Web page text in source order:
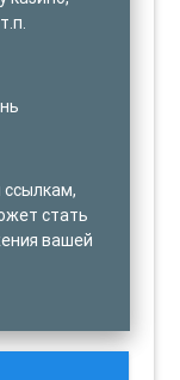
стать
вашей